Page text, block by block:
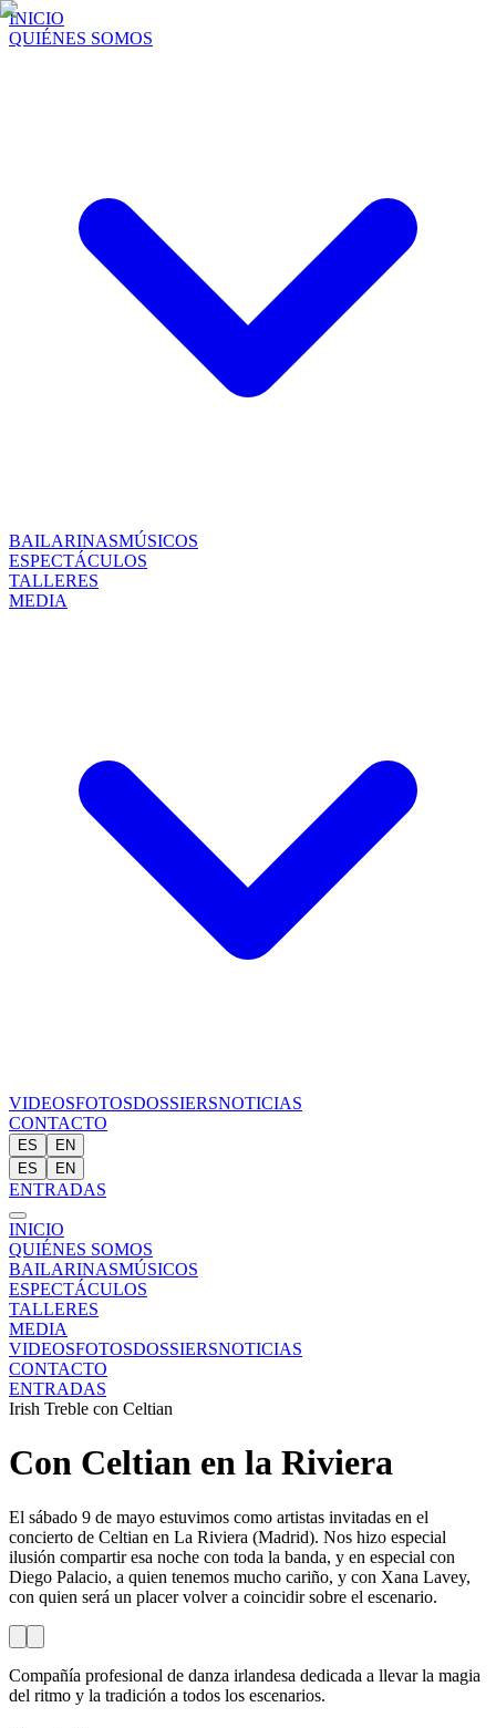
INICIO
QUIÉNES SOMOS
BAILARINASMÚSICOS
ESPECTÁCULOS
TALLERES
MEDIA
VIDEOSFOTOSDOSSIERSNOTICIAS
CONTACTO
ES
EN
ES
EN
ENTRADAS
INICIO
QUIÉNES SOMOS
BAILARINASMÚSICOS
ESPECTÁCULOS
TALLERES
MEDIA
VIDEOSFOTOSDOSSIERSNOTICIAS
CONTACTO
ENTRADAS
Irish Treble con Celtian
Con Celtian en la Riviera
El sábado 9 de mayo estuvimos como artistas invitadas en el
concierto de Celtian en La Riviera (Madrid). Nos hizo especial
ilusión compartir esa noche con toda la banda, y en especial con
Diego Palacio, a quien tenemos mucho cariño, y con Xana Lavey,
con quien será un placer volver a coincidir sobre el escenario.
Compañía profesional de danza irlandesa dedicada a llevar la magia
del ritmo y la tradición a todos los escenarios.